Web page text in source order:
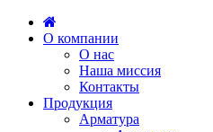
О компании
О нас
Наша миссия
Контакты
Продукция
Арматура